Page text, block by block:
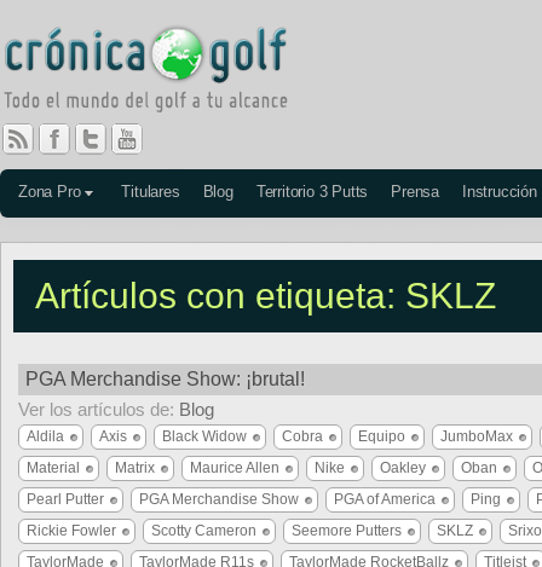
Zona Pro Titulares Blog Territorio 3 Putts Prensa Instrucción
Artículos con etiqueta: SKLZ
PGA Merchandise Show: ¡brutal!
Ver los artículos de: Blog
Aldila Axis Black Widow Cobra Equipo
JumboMax
Material
Matrix Maurice Allen Nike Oakley Oban
Pearl Putter
PGA Merchandise Show PGA of America Ping
Rickie Fowler
Scotty Cameron Seemore Putters SKLZ
TaylorMade
TaylorMade R11s TaylorMade RocketBallz
Titleist